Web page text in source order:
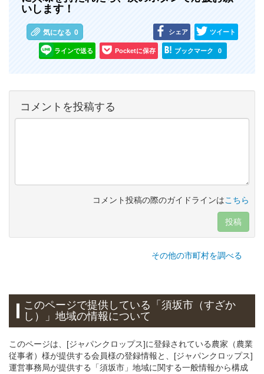
いします！
気になる 0 シェア ツイート
ラインで送る Pocketに保存 ブックマーク 0
コメントを投稿する
コメント投稿の際のガイドラインはこちら
投稿
その他の市町村を調べる
このページで提供している 「須坂市（すざか
し）」地域の情報について
このページは、[ジャパンクロップス]に登録されている農家（農業
従事者）様が提供する会員様の登録情報と、[ジャパンクロップス]
運営事務局が提供する「須坂市」地域に関する一般情報から構成